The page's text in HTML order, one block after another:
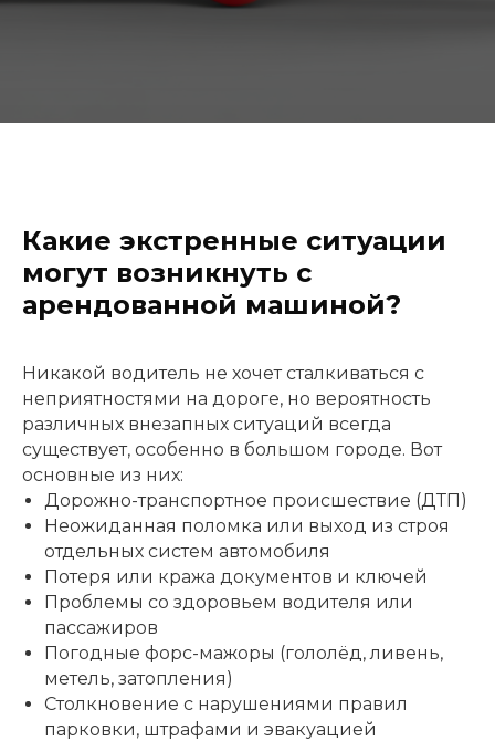
Какие экстренные ситуации
могут возникнуть с
арендованной машиной?
Никакой водитель не хочет сталкиваться с
неприятностями на дороге, но вероятность
различных внезапных ситуаций всегда
существует, особенно в большом городе. Вот
основные из них:
Дорожно-транспортное происшествие (ДТП)
Неожиданная поломка или выход из строя
отдельных систем автомобиля
Потеря или кража документов и ключей
Проблемы со здоровьем водителя или
пассажиров
Погодные форс-мажоры (гололёд, ливень,
метель, затопления)
Столкновение с нарушениями правил
парковки, штрафами и эвакуацией